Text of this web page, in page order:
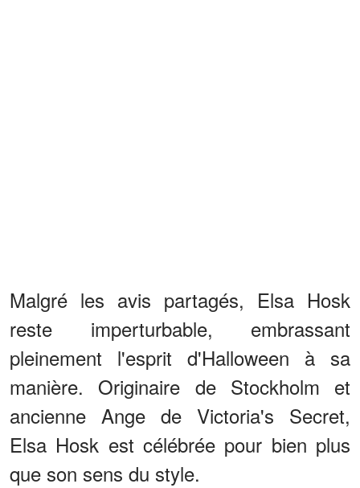
Malgré les avis partagés, Elsa Hosk
reste imperturbable, embrassant
pleinement l'esprit d'Halloween à sa
manière. Originaire de Stockholm et
ancienne Ange de Victoria's Secret,
Elsa Hosk est célébrée pour bien plus
que son sens du style.